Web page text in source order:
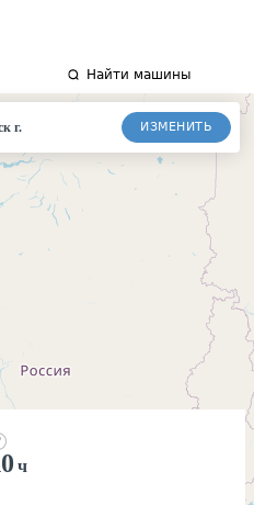
Найти машины
г. ИЗМЕНИТЬ
ч